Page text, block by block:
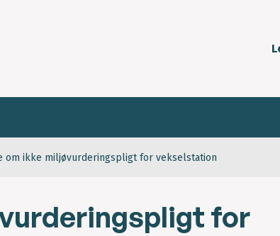
om ikke miljøvurderingspligt for vekselstation
for